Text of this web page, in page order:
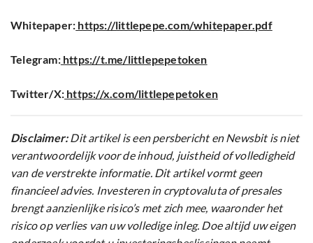
Whitepaper: https://littlepepe.com/whitepaper.pdf
Telegram:https://t.me/littlepepetoken
Twitter/X: https://x.com/littlepepetoken
Disclaimer:Dit artikel is een persbericht en Newsbit is niet
verantwoordelijk voor de inhoud, juistheid of volledigheid
van de verstrekte informatie. Dit artikel vormt geen
financieel advies. Investeren in cryptovaluta of presales
brengt aanzienlijke risico’s met zich mee, waaronder het
risico op verlies van uw volledige inleg. Doe altijd uw eigen